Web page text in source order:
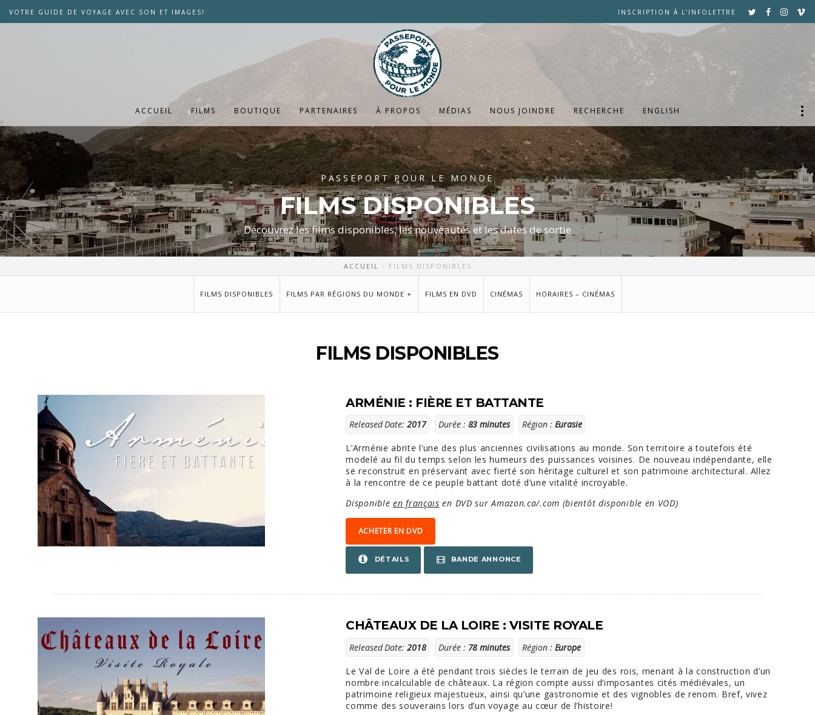
VOTRE GUIDE DE VOYAGE AVEC SON ET IMAGES! INSCRIPTION À L’INFOLETTRE
ACCUEIL FILMS BOUTIQUE PARTENAIRES À PROPOS MÉDIAS NOUS JOINDRE RECHERCHE ENGLISH
PASSEPORT POUR LE MONDE
FILMS DISPONIBLES
Découvrez les films disponibles, les nouveautés et les dates de sortie
ACCUEIL FILMS DISPONIBLES
FILMS DISPONIBLES FILMS PAR RÉGIONS DU MONDE + FILMS EN DVD CINÉMAS HORAIRES – CINÉMAS
FILMS DISPONIBLES
ARMÉNIE : FIÈRE ET BATTANTE
Released Date: 2017 Durée : 83 minutes Région : Eurasie
L’Arménie abrite l’une des plus anciennes civilisations au monde. Son territoire a toutefois été
modelé au fil du temps selon les humeurs des puissances voisines. De nouveau indépendante, elle
se reconstruit en préservant avec fierté son héritage culturel et son patrimoine architectural. Allez
à la rencontre de ce peuple battant doté d’une vitalité incroyable.
Disponibleen français en DVD sur Amazon.ca/.com (bientôt disponible en VOD)
ACHETER EN DVD
DÉTAILS BANDE ANNONCE
CHÂTEAUX DE LA LOIRE : VISITE ROYALE
Released Date: 2018 Durée : 78 minutes Région : Europe
Le Val de Loire a été pendant trois siècles le terrain de jeu des rois, menant à la construction d’un
nombre incalculable de châteaux. La région compte aussi d’imposantes cités médiévales, un
patrimoine religieux majestueux, ainsi qu’une gastronomie et des vignobles de renom. Bref, vivez
comme des souverains lors d’un voyage au cœur de l’histoire!